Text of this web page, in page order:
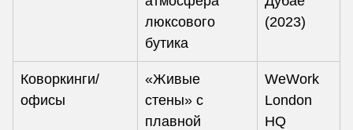
люксового
бутика
(2023)
Коворкинги/
офисы
«Живые
стены» с
плавной
WeWork
London
HQ